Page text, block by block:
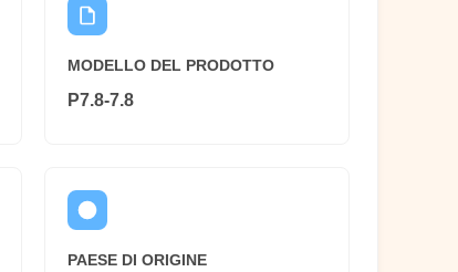
MODELLO DEL PRODOTTO
P7.8-7.8
PAESE DI ORIGINE